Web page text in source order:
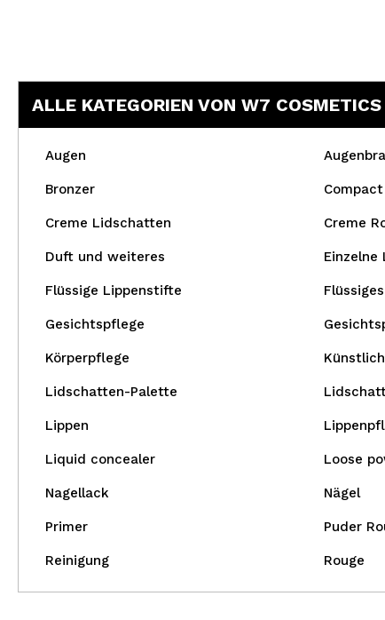
ALLE KATEGORIEN VON W7 COSMETICS
Augen
Bronzer
Creme Lidschatten Creme
Duft und weiteres Einzelne
Flüssige Lippenstifte
Gesichtspflege
Körperpflege
Lidschatten-Palette
Lippen
Liquid concealer Loose
Nagellack Nägel
Primer Puder
Reinigung Rouge